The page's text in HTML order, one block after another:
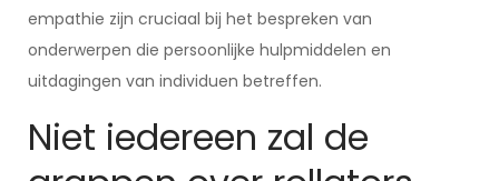
empathie zijn cruciaal bij het bespreken van
onderwerpen die persoonlijke hulpmiddelen en
uitdagingen van individuen betreffen.
Niet iedereen zal de